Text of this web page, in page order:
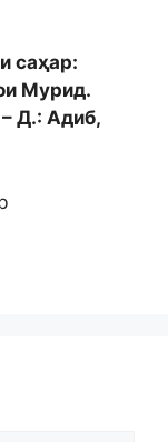
саҳар:
Мурид.
Д.: Адиб,